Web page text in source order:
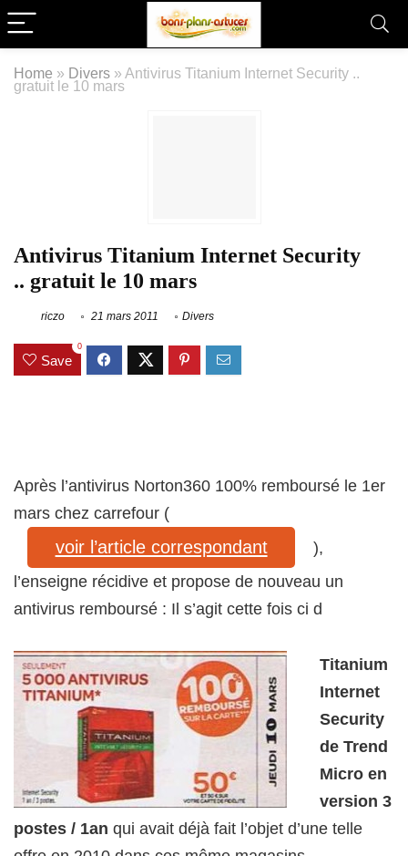
Home » Divers » Antivirus Titanium Internet Security ..
gratuit le 10 mars
Antivirus Titanium Internet Security
.. gratuit le 10 mars
riczo 21 mars 2011 Divers
Save
0
Après l’antivirus Norton360 100% remboursé le 1er
mars chez carrefour (
voir l’article correspondant
),
l’enseigne récidive et propose de nouveau un
antivirus remboursé : Il s’agit cette fois ci d
Titanium
Internet
Security
de Trend
Micro en
version 3
postes / 1an qui avait déjà fait l’objet d’une telle